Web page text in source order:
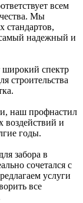
всем
Мы
стандартов,
надежный и
спектр
строительства
наш профнастил
воздействий и
годы.
забора в
сочетался с
услуги
все